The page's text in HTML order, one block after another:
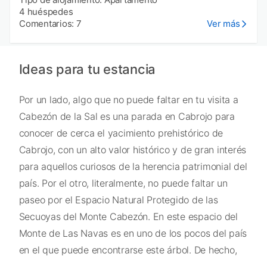
4 huéspedes
Comentarios: 7
Ver más
Ideas para tu estancia
Por un lado, algo que no puede faltar en tu visita a
Cabezón de la Sal es una parada en Cabrojo para
conocer de cerca el yacimiento prehistórico de
Cabrojo, con un alto valor histórico y de gran interés
para aquellos curiosos de la herencia patrimonial del
país. Por el otro, literalmente, no puede faltar un
paseo por el Espacio Natural Protegido de las
Secuoyas del Monte Cabezón. En este espacio del
Monte de Las Navas es en uno de los pocos del país
en el que puede encontrarse este árbol. De hecho,